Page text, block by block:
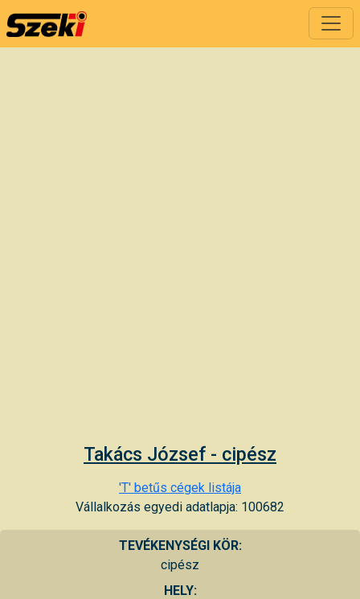
Takács József - cipész
'T' betűs cégek listája
Vállalkozás egyedi adatlapja: 100682
TEVÉKENYSÉGI KÖR:
cipész
HELY: